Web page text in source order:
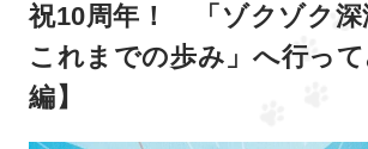
祝10周年！ 「ゾクゾク深
これまでの歩み」へ行っ
編】